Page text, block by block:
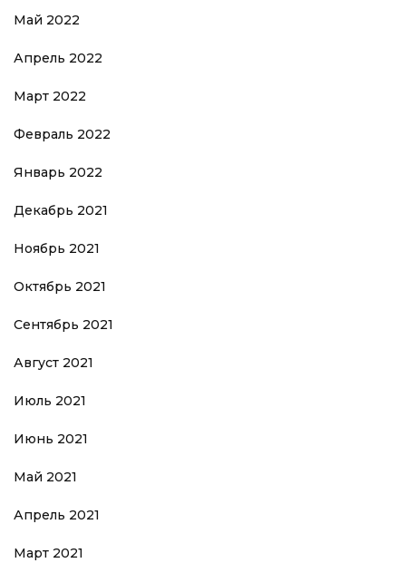
Май 2022
Апрель 2022
Март 2022
Февраль 2022
Январь 2022
Декабрь 2021
Ноябрь 2021
Октябрь 2021
Сентябрь 2021
Август 2021
Июль 2021
Июнь 2021
Май 2021
Апрель 2021
Март 2021